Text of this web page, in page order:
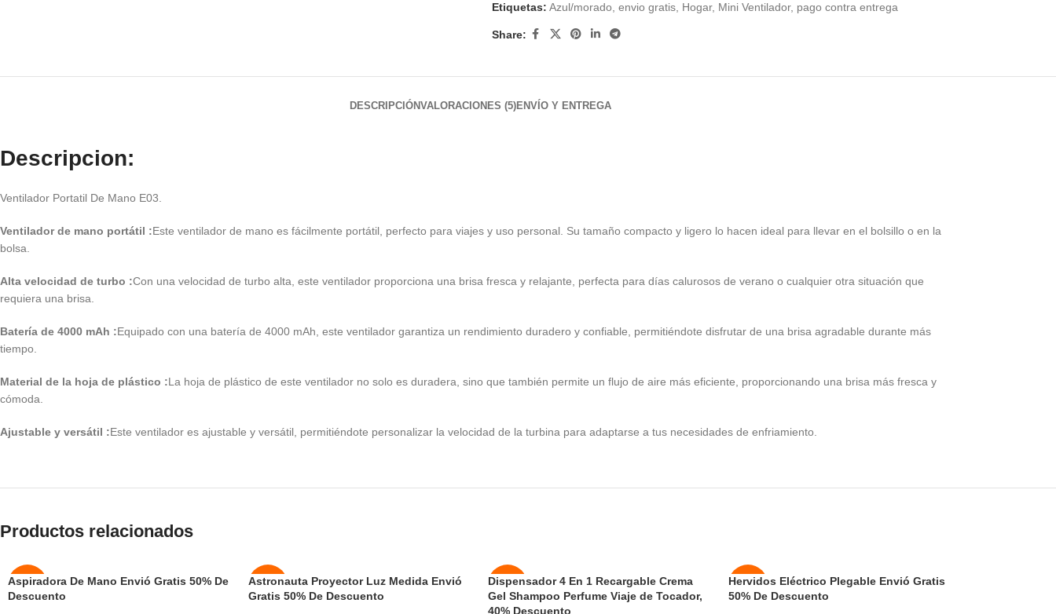
Etiquetas: Azul/morado, envio gratis, Hogar, Mini Ventilador, pago contra entrega
Share:
DESCRIPCIÓNVALORACIONES (5)ENVÍO Y ENTREGA
Descripcion:
Ventilador Portatil De Mano E03.
Ventilador de mano portátil :Este ventilador de mano es fácilmente portátil, perfecto para viajes y uso personal. Su tamaño compacto y ligero lo hacen ideal para llevar en el bolsillo o en la
bolsa.
Alta velocidad de turbo :Con una velocidad de turbo alta, este ventilador proporciona una brisa fresca y relajante, perfecta para días calurosos de verano o cualquier otra situación que
requiera una brisa.
Batería de 4000 mAh :Equipado con una batería de 4000 mAh, este ventilador garantiza un rendimiento duradero y confiable, permitiéndote disfrutar de una brisa agradable durante más
tiempo.
Material de la hoja de plástico :La hoja de plástico de este ventilador no solo es duradera, sino que también permite un flujo de aire más eficiente, proporcionando una brisa más fresca y
cómoda.
Ajustable y versátil :Este ventilador es ajustable y versátil, permitiéndote personalizar la velocidad de la turbina para adaptarse a tus necesidades de enfriamiento.
Productos relacionados
-50%
Aspiradora De Mano Envió Gratis 50% De
Descuento
-50%
Astronauta Proyector Luz Medida Envió
Gratis 50% De Descuento
-50%
Dispensador 4 En 1 Recargable Crema
Gel Shampoo Perfume Viaje de Tocador,
40% Descuento
-50%
Hervidos Eléctrico Plegable Envió Gratis
50% De Descuento